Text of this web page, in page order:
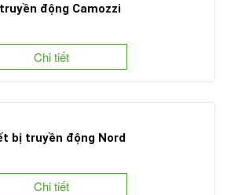
động Camozzi
Chi tiết
bị truyền động Nord
Chi tiết